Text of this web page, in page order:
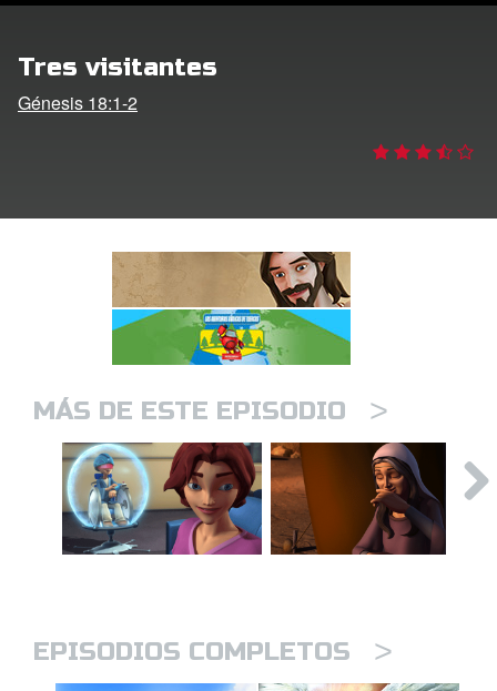
Tres visitantes
Génesis 18:1-2
MÁS DE ESTE EPISODIO >
EPISODIOS COMPLETOS >